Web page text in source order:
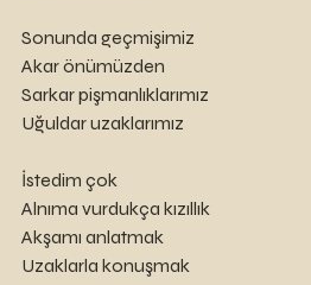
Sonunda geçmişimiz
Akar önümüzden
Sarkar pişmanlıklarımız
Uğuldar uzaklarımız
İstedim çok
Alnıma vurdukça kızıllık
Akşamı anlatmak
Uzaklarla konuşmak